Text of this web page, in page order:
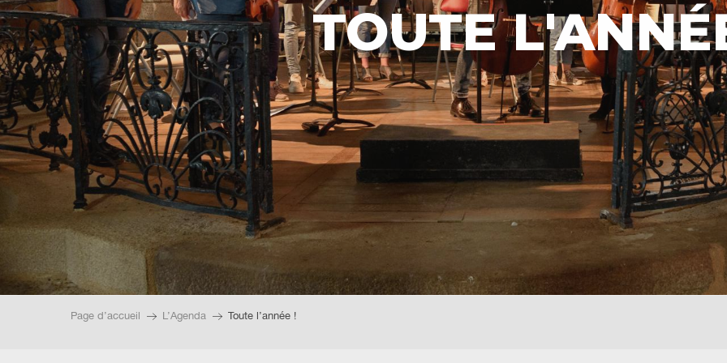
TOUTE
Page d’accueil L’Agenda Toute l’année !